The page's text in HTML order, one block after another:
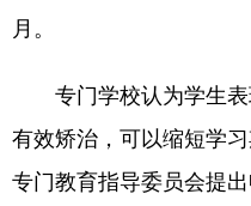
月。
专门学校认为学生表
有效矫治，可以缩短学
专门教育指导委员会提